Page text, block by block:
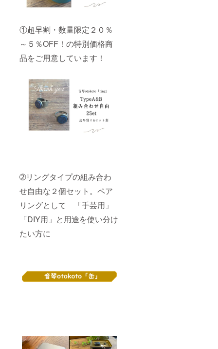
①超早割・数量限定２０％
～５％OFF！の特別価格商
品をご用意しています！
➁リングタイプの組み合わ
せ自由な２個セット。ペア
リングとして 「手芸用」
「DIY用」と用途を使い分け
たい方に